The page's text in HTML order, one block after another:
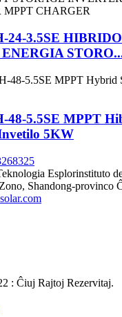
24-3.5SE
48-5.5SE MPPT
5KW
Esplorinstituto
Shandong-provinco
: Ĉiuj Rajtoj Rezervitaj.